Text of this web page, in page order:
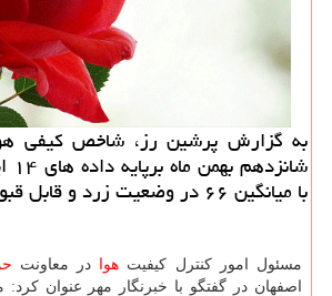
به گزارش پرشین رز، شاخص کیفی
با میانگین ۶۶ در وضعیت زرد و قابل قبول به ثبت رسید.
مسئول امور کنترل کیفیت هوا در معاونت
اصفهان در گفتگو با خبرنگار مهر عنوان